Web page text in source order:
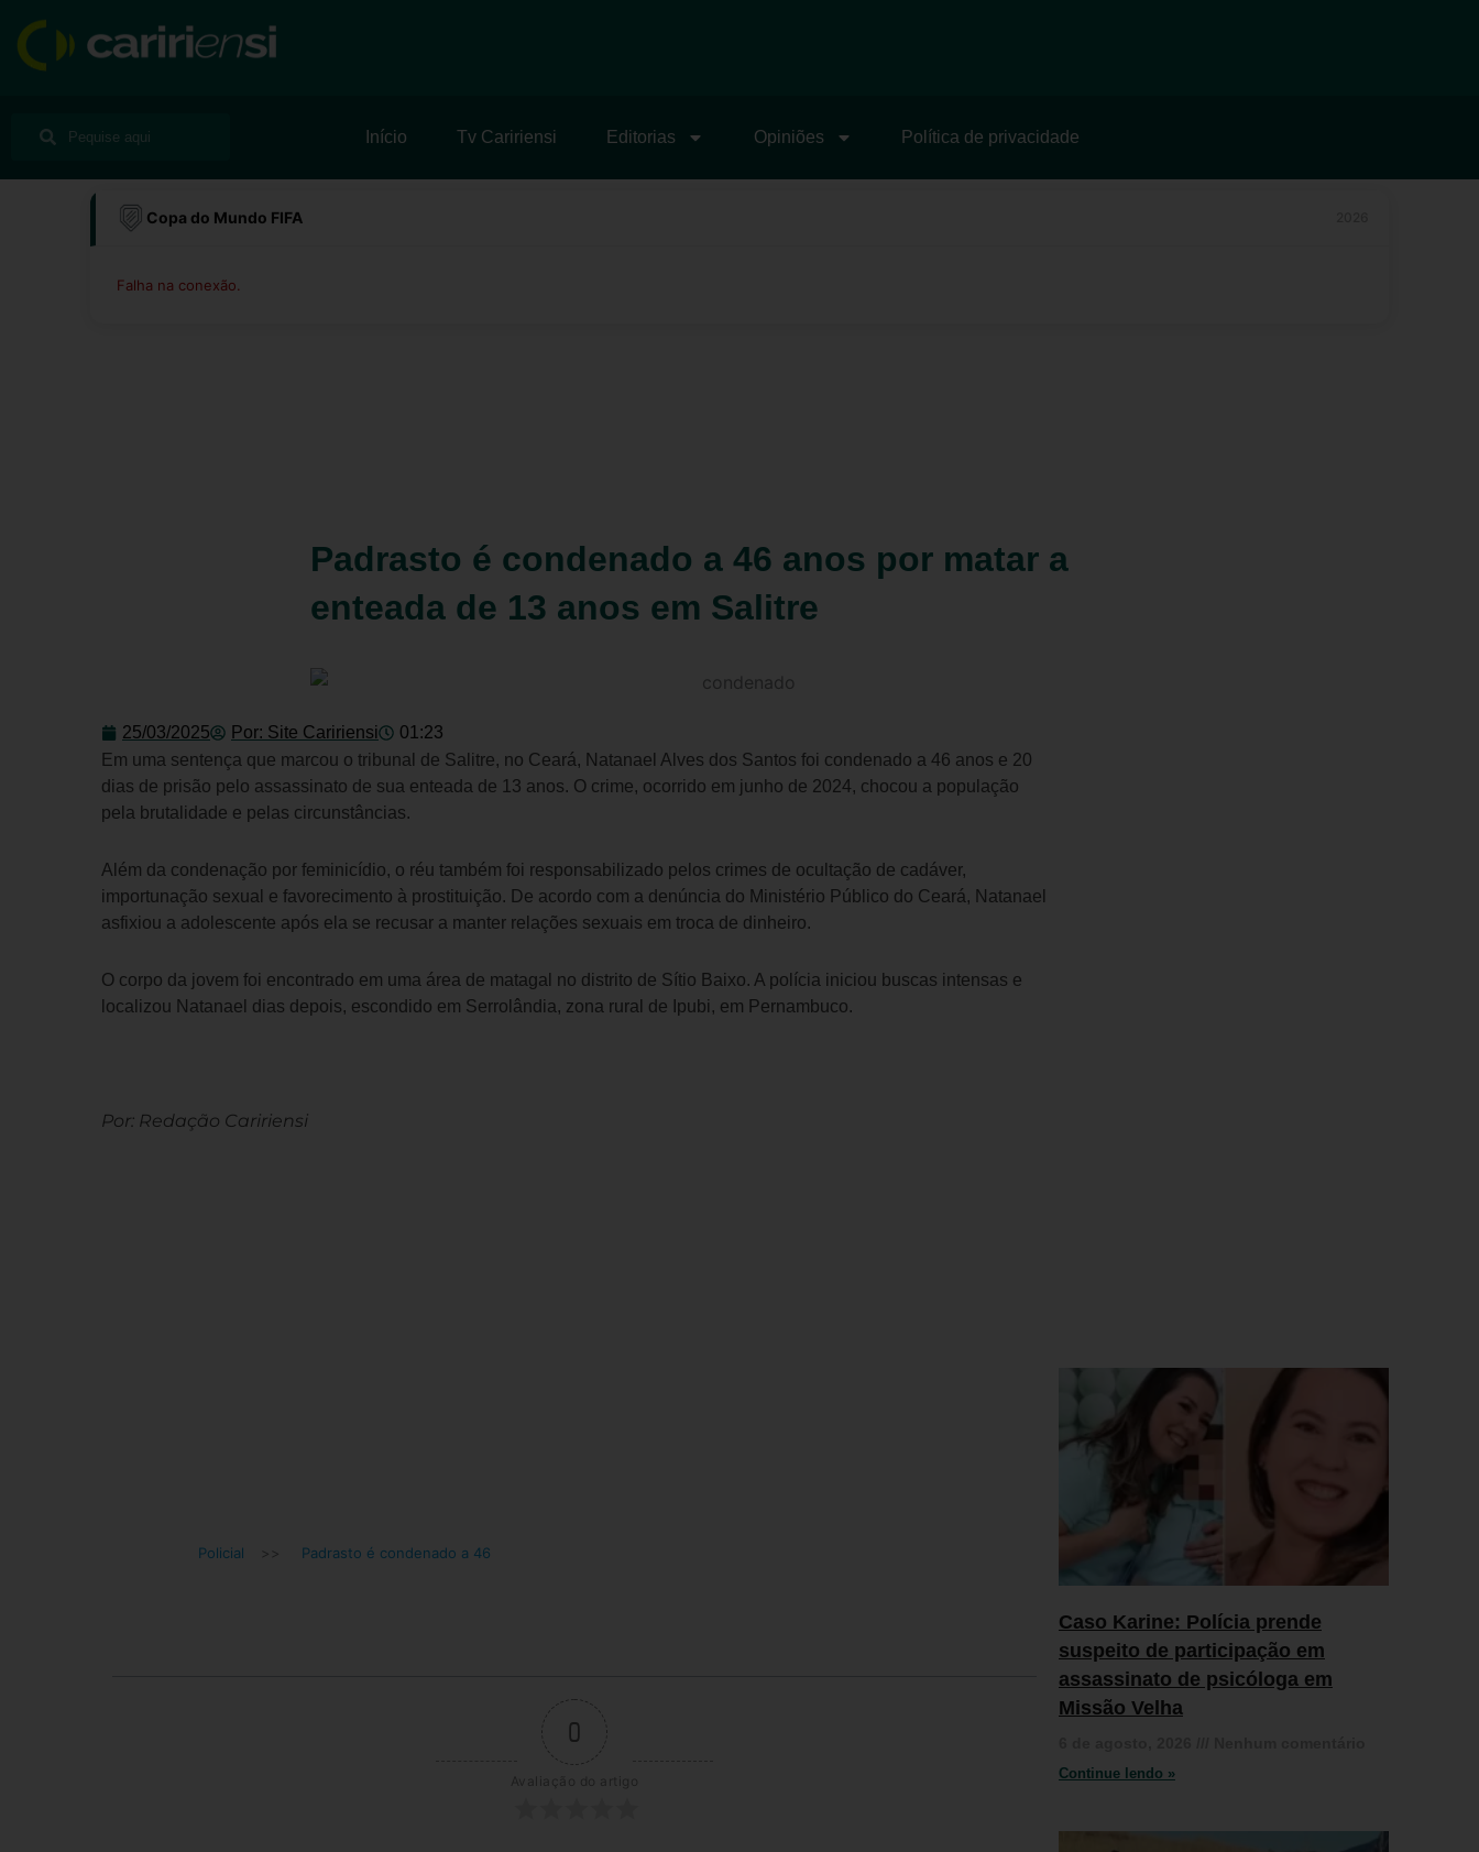
para
Pesquisar
Pesquisar Início Tv Caririensi Editorias Opiniões Política de privacidade
Copa do Mundo FIFA
Falha na conexão.
Padrasto é condenado a 46 anos por matar a
enteada de 13 anos em Salitre
25/03/2025 Por: Site Caririensi
01:23
Em uma sentença que marcou o tribunal de Salitre, no Ceará, Natanael Alves dos Santos foi condenado a 46 anos e 20
dias de prisão pelo assassinato de sua enteada de 13 anos. O crime, ocorrido em junho de 2024, chocou a população
pela brutalidade e pelas circunstâncias.
Além da condenação por feminicídio, o réu também foi responsabilizado pelos crimes de ocultação de cadáver,
importunação sexual e favorecimento à prostituição. De acordo com a denúncia do Ministério Público do Ceará, Natanael
asfixiou a adolescente após ela se recusar a manter relações sexuais em troca de dinheiro.
O corpo da jovem foi encontrado em uma área de matagal no distrito de Sítio Baixo. A polícia iniciou buscas intensas e
localizou Natanael dias depois, escondido em Serrolândia, zona rural de Ipubi, em Pernambuco.
Por: Redação Caririensi
Policial >> Padrasto é condenado a 46
0
Avaliação do artigo
Caso Karine: Polícia prende
suspeito de participação em
assassinato de psicóloga em
Missão Velha
Continue lendo »